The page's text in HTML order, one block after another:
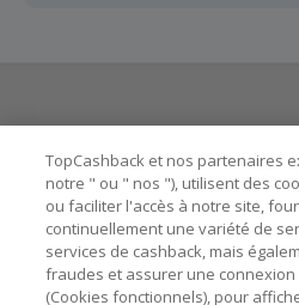
Astuces pour économiser
A propos de
TopCashback et nos partenaires
notre " ou " nos "), utilisent des
ou faciliter l'accès à notre site,
continuellement une variété de
services de cashback, mais
fraudes et assurer une
(Cookies fonctionnels), pour